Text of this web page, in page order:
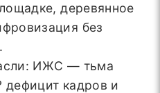
деревянное
без
ИЖС — тьма
дефицит кадров и